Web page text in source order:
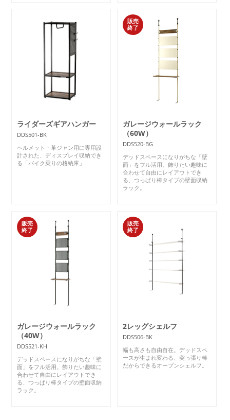
ライダーズギアハンガー
DDS501-BK
ヘルメット・革ジャン用に専用設
計された、ディスプレイ収納でき
る「バイク乗りの格納庫」
販売
終了
ガレージウォールラック
（60W）
DDS520-BG
デッドスペースになりがちな「壁
面」をフル活用。飾りたい趣味に
合わせて自由にレイアウトでき
る、つっぱり棒タイプの壁面収納
ラック。
販売
終了
ガレージウォールラック
（40W）
DDS521-KH
デッドスペースになりがちな「壁
面」をフル活用。飾りたい趣味に
合わせて自由にレイアウトでき
る、つっぱり棒タイプの壁面収納
ラック。
販売
終了
2レッグシェルフ
DDS506-BK
幅も高さも自由自在。デッドスペ
ースが生まれ変わる、突っ張り棒
だからできるオープンシェルフ。